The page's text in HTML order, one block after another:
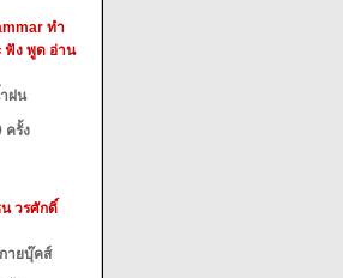
ทำ
ฟัง พูด อ่าน
ฝน
ครั้ง
วรศักดิ์
ายบุ๊คส์